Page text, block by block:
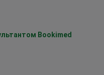
Bookimed